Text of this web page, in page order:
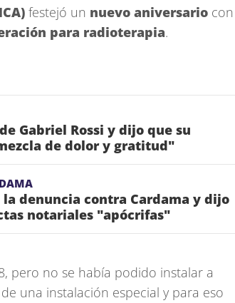
festejó un nuevo aniversario con
para radioterapia.
Gabriel Rossi y dijo que su
de dolor y gratitud"
la denuncia contra Cardama y dijo
notariales "apócrifas"
pero no se había podido instalar a
una instalación especial y para eso